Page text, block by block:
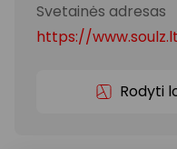
Svetainės adresas
https://www.soulz.lt
Rodyti